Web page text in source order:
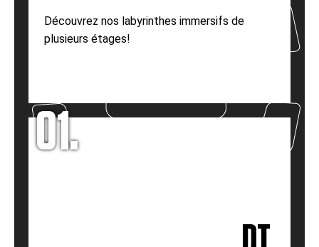
Découvrez nos labyrinthes immersifs de
plusieurs étages!
01.